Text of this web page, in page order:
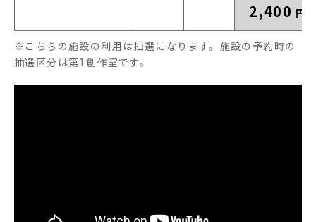
2,400 円
※こちらの施設の利用は抽選になります。施設の予約時の
抽選区分は第1創作室です。